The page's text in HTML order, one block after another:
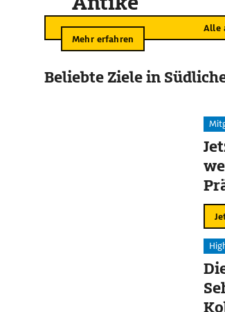
Alle
Mehr erfahren
Beliebte Ziele in